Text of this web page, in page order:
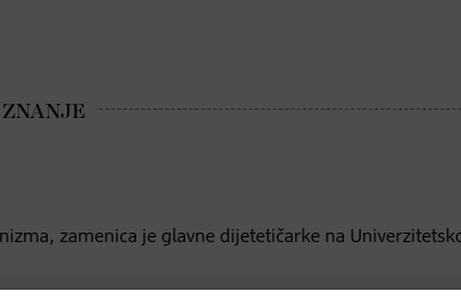
zamenica je glavne dijetetičarke na